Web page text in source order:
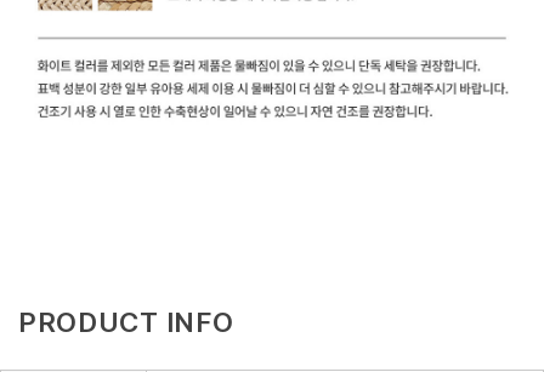
PRODUCT INFO